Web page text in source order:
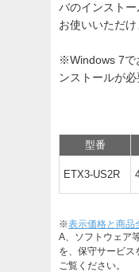
バのインスト
お使いいただ
※Windows 7で
ンストールが必
型番
ETX3-US2R
※表示価格と商品
A、ソフトウェア
を、保守サービス
ご覧ください。